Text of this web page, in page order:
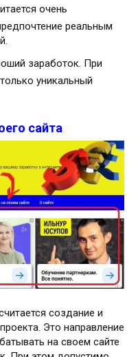
очень
реальным
заработок. При
уникальный
сайта
создание и
Это направление
на своем сайте